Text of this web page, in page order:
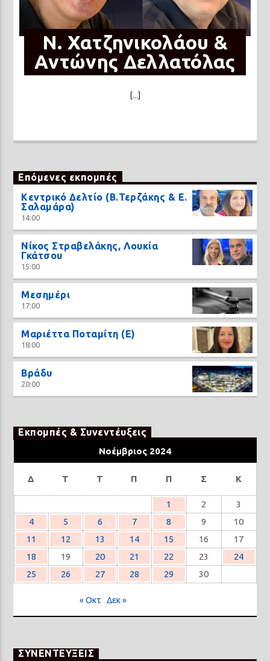
N. Χατζηνικολάου &
Αντώνης Δελλατόλας
[...]
Επόμενες εκπομπές
Κεντρικό Δελτίο (Β.Τερζάκης & Ε.
Σαλαμάρα)
14:00
Νίκος Στραβελάκης, Λουκία
Γκάτσου
15:00
Μεσημέρι
17:00
Μαριέττα Ποταμίτη (Ε)
18:00
Βράδυ
20:00
Εκπομπές & Συνεντέυξεις
Νοέμβριος 2024
Δ Τ Τ Π Π Σ Κ
1 2
3
4
5 6 7 8 9
10
11
12 13 14 15 16
17
18
19 20 21 22 23
24
25
26 27 28 29 30
« Οκτ Δεκ »
ΣΥΝΕΝΤΕΥΞΕΙΣ